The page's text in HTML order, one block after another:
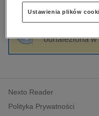
dzienniki
edukacja
hobby, sport,
komputery,
polityka,
psychologiczne
odnaleziona
Nexto Reader
Polityka Prywatności
Ustawienia plików